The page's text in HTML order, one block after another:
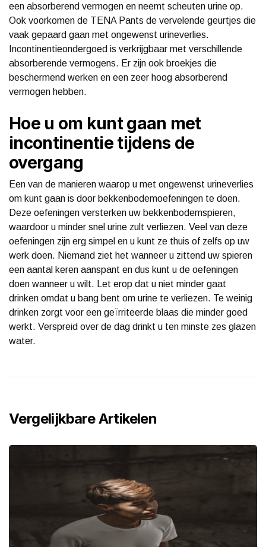
een absorberend vermogen en neemt scheuten urine op.
Ook voorkomen de TENA Pants de vervelende geurtjes die
vaak gepaard gaan met ongewenst urineverlies.
Incontinentieondergoed is verkrijgbaar met verschillende
absorberende vermogens. Er zijn ook broekjes die
beschermend werken en een zeer hoog absorberend
vermogen hebben.
Hoe u om kunt gaan met
incontinentie tijdens de
overgang
Een van de manieren waarop u met ongewenst urineverlies
om kunt gaan is door bekkenbodemoefeningen te doen.
Deze oefeningen versterken uw bekkenbodemspieren,
waardoor u minder snel urine zult verliezen. Veel van deze
oefeningen zijn erg simpel en u kunt ze thuis of zelfs op uw
werk doen. Niemand ziet het wanneer u zittend uw spieren
een aantal keren aanspant en dus kunt u de oefeningen
doen wanneer u wilt. Let erop dat u niet minder gaat
drinken omdat u bang bent om urine te verliezen. Te weinig
drinken zorgt voor een geïrriteerde blaas die minder goed
werkt. Verspreid over de dag drinkt u ten minste zes glazen
water.
Vergelijkbare Artikelen